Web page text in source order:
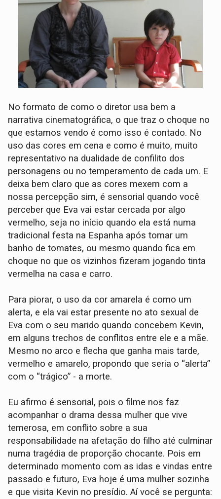
No formato de como o diretor usa bem a
narrativa cinematográfica, o que traz o choque no
que estamos vendo é como isso é contado. No
uso das cores em cena e como é muito, muito
representativo na dualidade de confilito dos
personagens ou no temperamento de cada um. E
deixa bem claro que as cores mexem com a
nossa percepção sim, é sensorial quando você
perceber que Eva vai estar cercada por algo
vermelho, seja no início quando ela está numa
tradicional festa na Espanha após tomar um
banho de tomates, ou mesmo quando fica em
choque no que os vizinhos fizeram jogando tinta
vermelha na casa e carro.
Para piorar, o uso da cor amarela é como um
alerta, e ela vai estar presente no ato sexual de
Eva com o seu marido quando concebem Kevin,
em alguns trechos de conflitos entre ele e a mãe.
Mesmo no arco e flecha que ganha mais tarde,
vermelho e amarelo, propondo que seria o “alerta”
com o “trágico” - a morte.
Eu afirmo é sensorial, pois o filme nos faz
acompanhar o drama dessa mulher que vive
temerosa, em conflito sobre a sua
responsabilidade na afetação do filho até culminar
numa tragédia de proporção chocante. Pois em
determinado momento com as idas e vindas entre
passado e futuro, Eva hoje é uma mulher sozinha
e que visita Kevin no presídio. Aí você se pergunta: